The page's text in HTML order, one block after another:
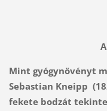
Mint gyógynövényt
Sebastian Kneipp
fekete bodzát